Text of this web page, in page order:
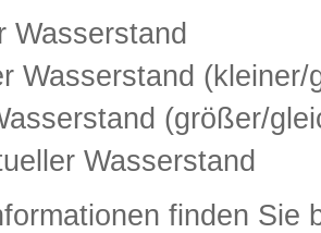
Wasserstand
Wasserstand (kleiner/
(größer/
Wasserstand
finden Sie